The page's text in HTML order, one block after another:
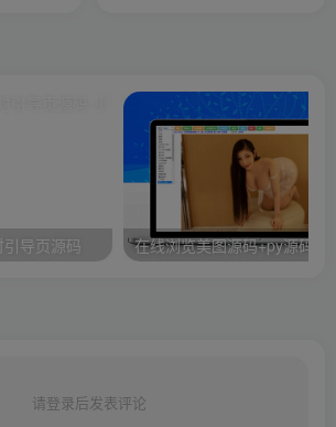
导页源码 在线浏览美图源码+py源码
请登录后发表评论